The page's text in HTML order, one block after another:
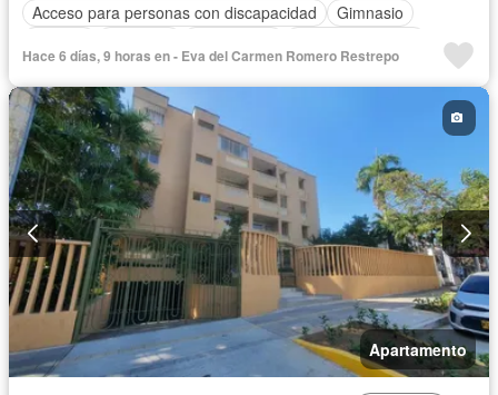
Acceso para personas con discapacidad
Gimnasio
Seguridad privada
Piscina Agua
Hace 6 días, 9 horas en - Eva del Carmen Romero Restrepo
Apartamento